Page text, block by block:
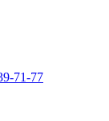
71-77